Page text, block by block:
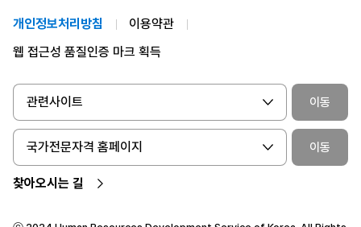
개인정보처리방침
이용약관
웹 접근성 품질인증 마크 획득
관련사이트 이동
국가전문자격 홈페이지 이동
찾아오시는 길